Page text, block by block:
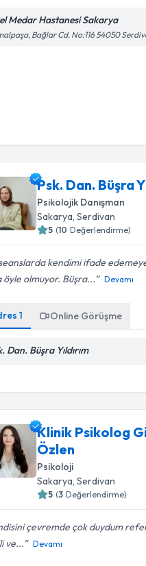
Medar Hastanesi Sakarya
Bağlar Cd. No:116 54050
Psk. Dan. Büşra
Psikolojik Danışman
Sakarya , Serdivan
5 (10 Değerlendirme)
kendimi ifade
öyle olmuyor. Büşra...
Devamı
1 Online Görüşme
Dan. Büşra Yıldırım
Klinik Psikolog
Özlen
Psikoloji
Sakarya, Serdivan
5 (3 Değerlendirme)
çevremde çok duydum
ve...
Devamı